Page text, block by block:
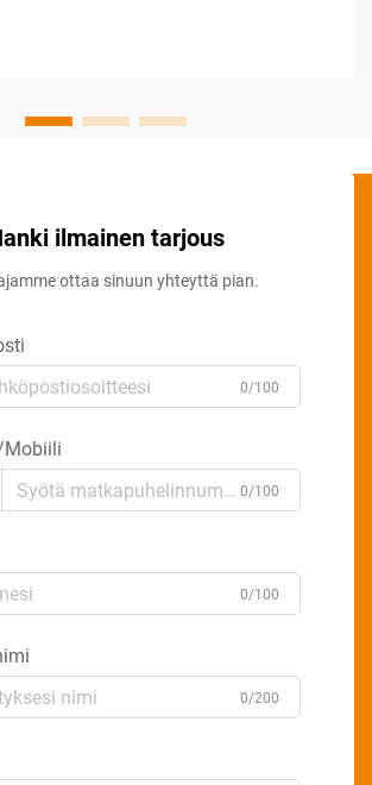
ilmainen tarjous
ottaa sinuun yhteyttä pian.
0/100
Mobiili
0/100
0/100
0/200